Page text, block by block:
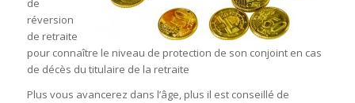
de
réversion
de retraite
pour connaître le niveau de protection de son conjoint en cas
de décès du titulaire de la retraite
Plus vous avancerez dans l’âge, plus il est conseillé de